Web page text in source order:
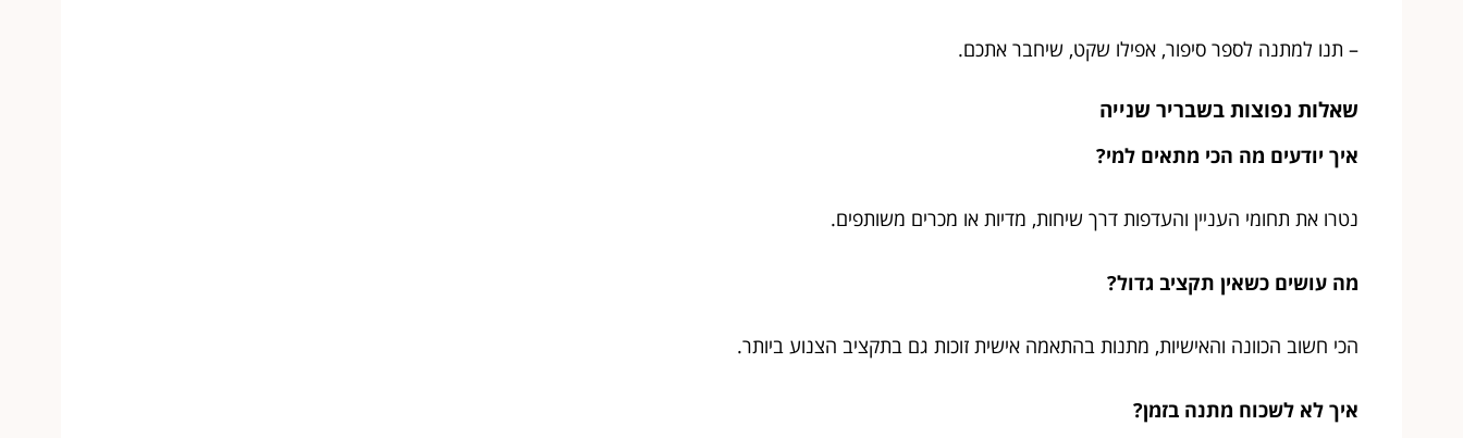
– תנו למתנה לספר סיפור, אפילו שקט, שיחבר אתכם.
שאלות נפוצות בשבריר שנייה
איך יודעים מה הכי מתאים למי?
נטרו את תחומי העניין והעדפות דרך שיחות, מדיות או מכרים משותפים.
מה עושים כשאין תקציב גדול?
הכי חשוב הכוונה והאישיות, מתנות בהתאמה אישית זוכות גם בתקציב הצנוע ביותר.
איך לא לשכוח מתנה בזמן?